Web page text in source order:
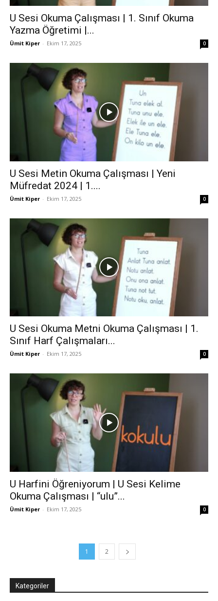
U Sesi Okuma Çalışması | 1. Sınıf Okuma
Yazma Öğretimi |...
Ümit Kiper - Ekim 17, 2025 0
U Sesi Metin Okuma Çalışması | Yeni
Müfredat 2024 | 1....
Ümit Kiper - Ekim 17, 2025 0
U Sesi Okuma Metni Okuma Çalışması | 1.
Sınıf Harf Çalışmaları...
Ümit Kiper - Ekim 17, 2025 0
U Harfini Öğreniyorum | U Sesi Kelime
Okuma Çalışması | “ulu”...
Ümit Kiper - Ekim 17, 2025 0
1 2
Kategoriler